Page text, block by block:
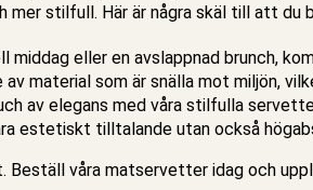
stilfull. Här är några skäl till att du
middag eller en avslappnad brunch,
material som är snälla mot miljön,
av elegans med våra stilfulla
estetiskt tilltalande utan också
Beställ våra matservetter idag och